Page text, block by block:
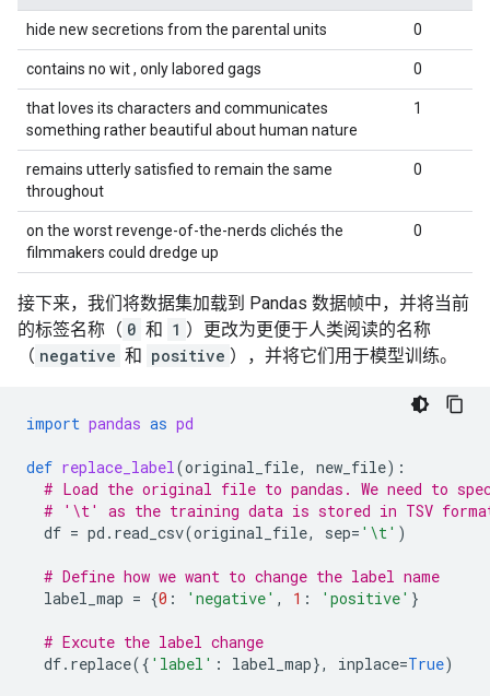
hide new secretions from the parental units 0
contains no wit , only labored gags 0
that loves its characters and communicates
something rather beautiful about human nature
1
remains utterly satisfied to remain the same
throughout
0
on the worst revenge-of-the-nerds clichés the
filmmakers could dredge up
0
接下来，我们将数据集加载到 Pandas 数据帧中，并将当前
的标签名称（ 0 和 1 ）更改为更便于人类阅读的名称
（ negative 和 positive ），并将它们用于模型训练。
import pandas as pd
def replace_label(original_file, new_file):
# Load the original file to pandas. We need to
# '\t' as the training data is stored in TSV
df = pd . read_csv(original_file, sep= ' \t' )
# Define how we want to change the label name
label_map = {0 : 'negative' , 1 : 'positive' }
# Excute the label change
df. replace({ 'label' : label_map}, inplace=True)